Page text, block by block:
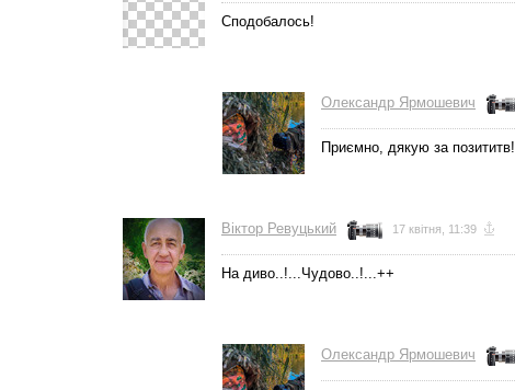
Сподобалось!
Олександр Ярмошевич
Приємно, дякую за позититв!
Вiктор Ревуцький 17 квітня, 11:39
На диво..!...Чудово..!...++
Олександр Ярмошевич